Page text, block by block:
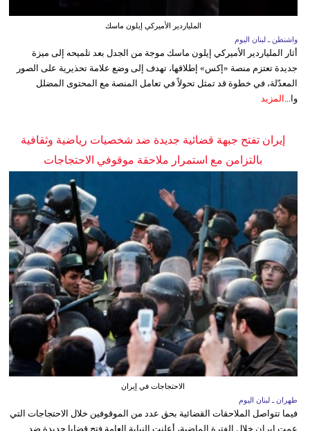
الملياردير الأميركي إيلون ماسك
واشنطن ـ لبنان اليوم
أثار الملياردير الأميركي إيلون ماسك موجة من الجدل بعد تلميحه إلى ميزة
جديدة تعتزم منصة «إكس» إطلاقها، تهدف إلى وضع علامة تحذيرية على الصور
المعدّلة، في خطوة قد تمثل تحولاً في تعامل المنصة مع المحتوى المضلل
وا... المزيد
إيران تفتح جبهة قضائية جديدة ضد شخصيات رياضية وثقافية
بالتزامن مع استمرار ملاحقة موقوفي الاحتجاجات
الاحتجاجات في إيران
طهران ـ لبنان اليوم
فيما تتواصل الملاحقات القضائية بحق عدد من الموقوفين خلال الاحتجاجات التي
عمت إيران خلال الفترة الماضية، أعلنت النيابة العامة فتح قضايا جديدة ضد